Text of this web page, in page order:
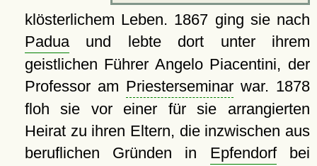
klösterlichem Leben. 1867 ging sie nach
Paduaund lebte dort unter ihrem
geistlichen Führer Angelo Piacentini, der
Professor am Priesterseminarwar. 1878
floh sie vor einer für sie arrangierten
Heirat zu ihren Eltern, die inzwischen aus
beruflichen Gründen in Epfendorfbei